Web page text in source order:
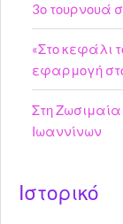
3ο τουρνουά
«Στο κεφάλι
εφαρμογή
Στη Ζωσιμαία
Ιωαννίνων
Ιστορικό